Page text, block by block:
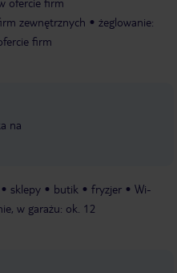
zewnętrznych
żeglowanie:
firm
na
sklepy butik fryzjer
Wi-
w garażu: ok. 12